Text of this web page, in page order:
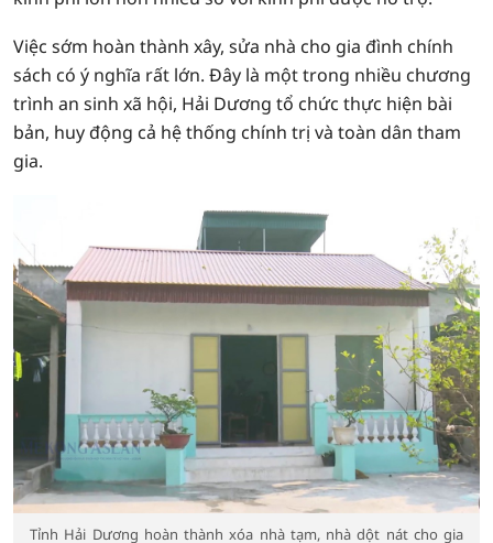
Việc sớm hoàn thành xây, sửa nhà cho gia đình chính
sách có ý nghĩa rất lớn. Đây là một trong nhiều chương
trình an sinh xã hội, Hải Dương tổ chức thực hiện bài
bản, huy động cả hệ thống chính trị và toàn dân tham
gia.
Tỉnh Hải Dương hoàn thành xóa nhà tạm, nhà dột nát cho gia